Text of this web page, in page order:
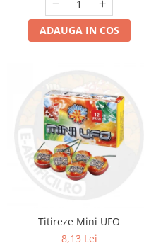
ADAUGA IN COS
Titireze Mini UFO
8,13 Lei